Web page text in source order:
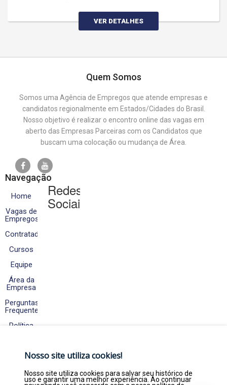
VER DETALHES
Quem Somos
Somos uma Agência de Empregos que atende empresas e
candidatos regionalmente em Estados/Cidades do Brasil.
Nosso objetivo é realizar o encontro online das vagas em
aberto das Empresas Parceiras com os Candidatos que
buscam uma colocação ou mudança de Área.
Navegação
Home
Vagas de
Empregos
Contratados
Cursos
Equipe
Área da
Empresa
Perguntas
Frequentes
Política
Privacidade
Fale
Conosco
Redes
Sociais
Nosso site utiliza cookies!
Nosso site utiliza cookies para salvar seu histórico de
uso e garantir uma melhor experiência. Ao continuar